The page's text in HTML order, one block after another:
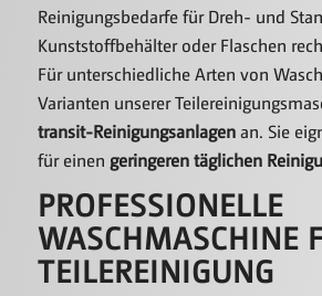
Reinigungsbedarfe für Dreh- und
Kunststoffbehälter oder Flaschen
Für unterschiedliche Arten von
Varianten unserer
transit-Reinigungsanlagenan. Sie
für einen geringeren täglichen
PROFESSIONELLE
WASCHMASCHINE
TEILEREINIGUNG